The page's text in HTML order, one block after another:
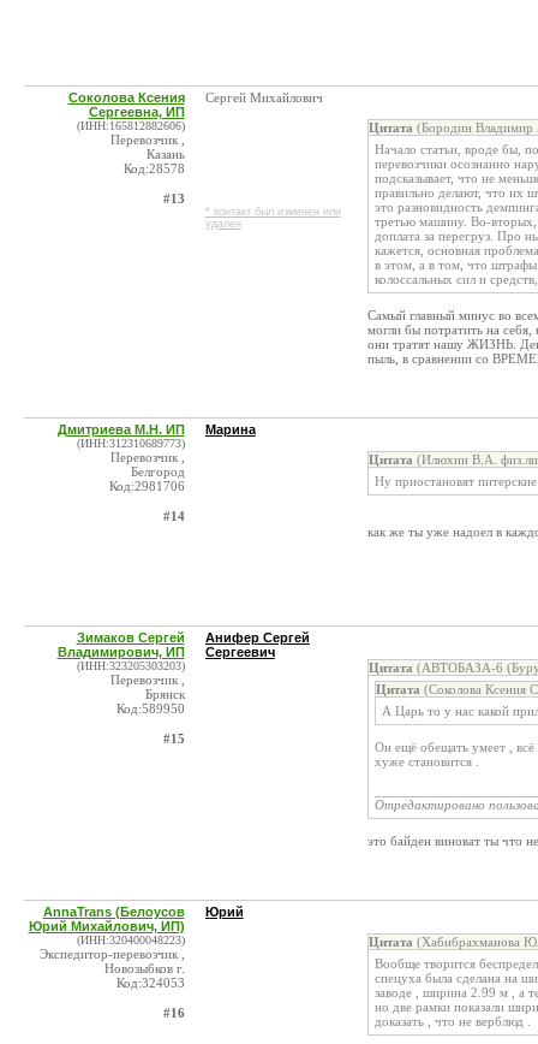
Соколова Ксения
Сергеевна, ИП
(ИНН:165812882606)
Перевозчик ,
Казань
Код:28578
#13
Сергей Михайлович
* контакт был изменен или
удален
Цитата (Бородин Владимир
Начало статьи, вроде бы,
перевозчики осознанно
подсказывает, что не
правильно делают, что их
это разновидность
третью машину. Во-
доплата за перегруз. Про
кажется, основная
в этом, а в том, что
колоссальных сил и
Самый главный минус во
могли бы потратить на
они тратят нашу ЖИЗНЬ.
пыль, в сравнении со
Дмитриева М.Н. ИП
(ИНН:312310689773)
Перевозчик ,
Белгород
Код:2981706
#14
Марина
Цитата (Илюхин В.А.
Ну приостановят
как же ты уже надоел в
Зимаков Сергей
Владимирович, ИП
(ИНН:323205303203)
Перевозчик ,
Брянск
Код:589950
#15
Анифер Сергей
Сергеевич
Цитата (АВТОБАЗА-6
Цитата (Соколова Ксения
А Царь то у нас какой
Он ещё обещать умеет ,
хуже становится .
Отредактировано
это байден виноват ты что
AnnaTrans (Белоусов
Юрий Михайлович, ИП)
(ИНН:320400048223)
Экспедитор-перевозчик ,
Новозыбков г.
Код:324053
#16
Юрий
Цитата (Хабибрахманова
Вообще творится
спецуха была сделана на
заводе , ширина 2.99 м , а
но две рамки показали
доказать , что не верблюд .